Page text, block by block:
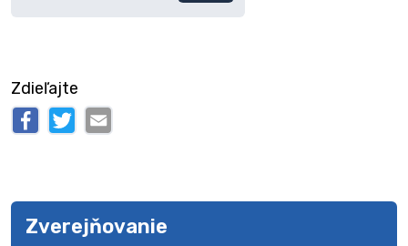
Zdieľajte
Zverejňovanie